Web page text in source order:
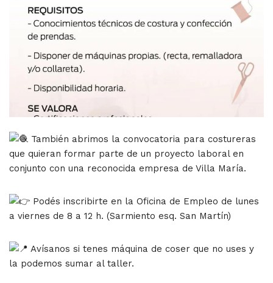
También abrimos la convocatoria para costureras
que quieran formar parte de un proyecto laboral en
conjunto con una reconocida empresa de Villa María.
Podés inscribirte en la Oficina de Empleo de lunes
a viernes de 8 a 12 h. (Sarmiento esq. San Martín)
Avísanos si tenes máquina de coser que no uses y
la podemos sumar al taller.